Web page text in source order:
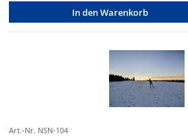
In den Warenkorb
Art.-Nr. NSN-104